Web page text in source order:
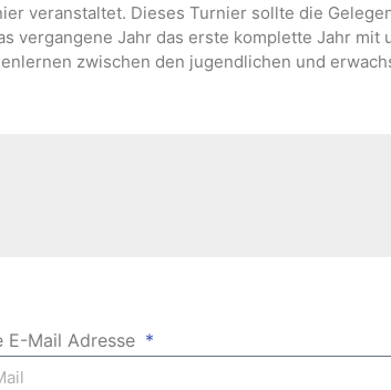
veranstaltet. Dieses Turnier sollte die
vergangene Jahr das erste komplette Jahr
zwischen den jugendlichen und
E-Mail Adresse